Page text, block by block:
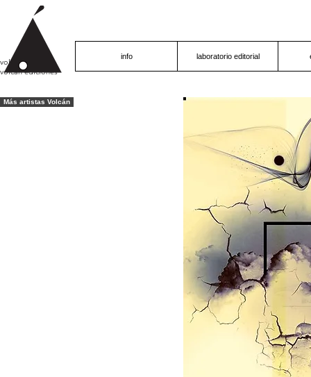
info laboratorio editorial
Más artistas Volcán
volcán proyecto
volcán ediciones